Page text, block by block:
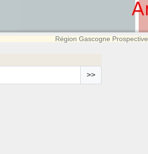
Région Gascogne Prospective
>>